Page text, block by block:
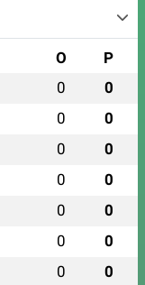
O P
0 0
0 0
0 0
0 0
0 0
0 0
0 0